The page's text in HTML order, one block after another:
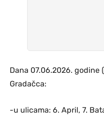
Dana 07.06.2026. godine
Gradačca:
-u ulicama: 6. April, 7.